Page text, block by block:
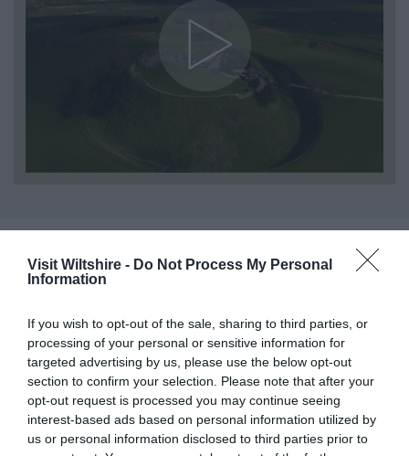
Visit Wiltshire - Do Not Process My Personal
Information
If you wish to opt-out of the sale, sharing to third parties, or
processing of your personal or sensitive information for
targeted advertising by us, please use the below opt-out
section to confirm your selection. Please note that after your
opt-out request is processed you may continue seeing
interest-based ads based on personal information utilized by
us or personal information disclosed to third parties prior to
f